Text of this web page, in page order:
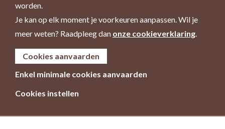
worden.
Je kan op elk moment je voorkeuren aanpassen. Wil je
meer weten? Raadpleeg dan onze cookieverklaring.
Cookies aanvaarden
Enkel minimale cookies aanvaarden
Cookies instellen